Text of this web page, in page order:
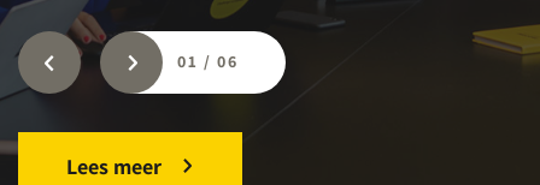
01 / 06
Lees meer